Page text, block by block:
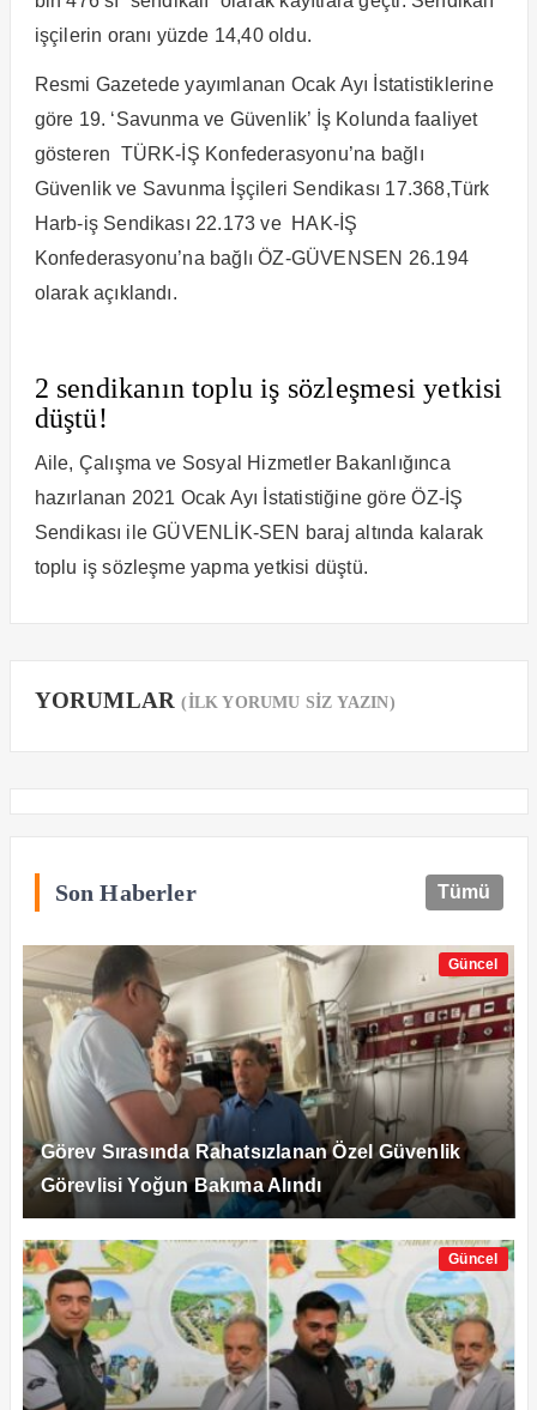
işçilerin oranı yüzde 14,40 oldu.
Resmi Gazetede yayımlanan Ocak Ayı İstatistiklerine
göre 19. ‘Savunma ve Güvenlik’ İş Kolunda faaliyet
gösteren TÜRK-İŞ Konfederasyonu’na bağlı
Güvenlik ve Savunma İşçileri Sendikası 17.368,Türk
Harb-iş Sendikası 22.173 ve HAK-İŞ
Konfederasyonu’na bağlı ÖZ-GÜVENSEN 26.194
olarak açıklandı.
2 sendikanın toplu iş sözleşmesi yetkisi
düştü!
Aile, Çalışma ve Sosyal Hizmetler Bakanlığınca
hazırlanan 2021 Ocak Ayı İstatistiğine göre ÖZ-İŞ
Sendikası ile GÜVENLİK-SEN baraj altında kalarak
toplu iş sözleşme yapma yetkisi düştü.
YORUMLAR(İLK YORUMU SİZ YAZIN)
Son Haberler Tümü
Güncel
Görev Sırasında Rahatsızlanan Özel Güvenlik
Görevlisi Yoğun Bakıma Alındı
Güncel